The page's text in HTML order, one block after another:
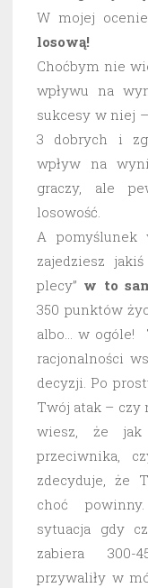
W mojej
losową!
Choćbym nie
wpływu na
sukcesy w niej
3 dobrych i
wpływ na
graczy, ale
losowość.
A
zajedziesz
plecy” w to
350 punktów
albo… w ogóle!
racjonalności
decyzji. Po
Twój atak – czy
wiesz, że jak
przeciwnika,
zdecyduje, że
choć
sytuacja gdy
zabiera 300-
przywaliły w